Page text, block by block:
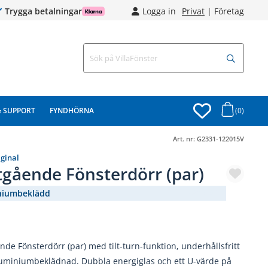
Trygga betalningar Logga in Privat| Företag
SUPPORT FYNDHÖRNA (0)
Art. nr: G2331-122015V
Fönsterdörr (par)
Fönsterdörr (par) med tilt-turn-funktion, underhållsfritt
Dubbla energiglas och ett U-värde på